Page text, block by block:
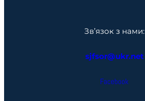
Зв’язок з нами:
sjfsor@ukr.net
Facebook